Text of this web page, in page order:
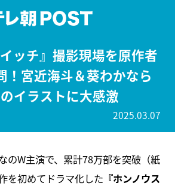
ッチ』撮影現場を原作者
！宮近海斗＆葵わかなら
イラストに大感激
2025.03.07
のW主演で、累計78万部を突破（紙
を初めてドラマ化した 『ホンノウス